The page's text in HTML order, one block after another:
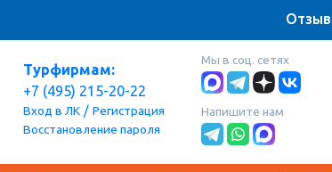
Турфирмам:
+7 (495) 215-20-22
Вход в ЛК / Регистрация
Восстановление пароля
Мы в соц. сетях
Напишите нам